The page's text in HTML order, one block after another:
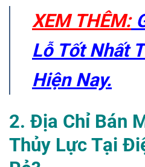
XEM THÊM:
Lỗ Tốt Nhất
Hiện Nay.
2. Địa Chỉ Bán
Thủy Lực Tại